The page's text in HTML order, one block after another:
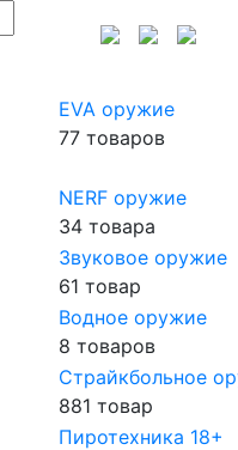
EVA оружие
77 товаров
NERF оружие
34 товара
Звуковое оружие
61 товар
Водное оружие
8 товаров
Страйкбольное
881 товар
Пиротехника 18+